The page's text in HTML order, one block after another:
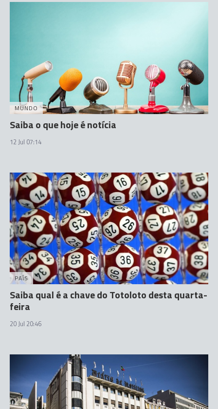
MUNDO
Saiba o que hoje é notícia
12 Jul 07:14
PAÍS
Saiba qual é a chave do Totoloto desta quarta-
feira
20 Jul 20:46